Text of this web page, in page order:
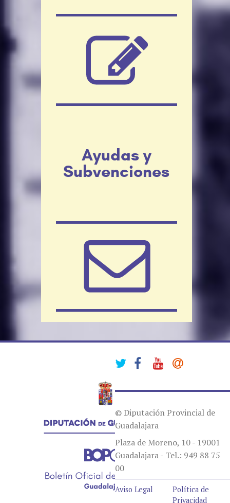
Ayudas y
Subvenciones
© Diputación Provincial de
Guadalajara
Plaza de Moreno, 10 - 19001
Guadalajara - Tel.: 949 88 75
00
Aviso Legal
Política de
Privacidad